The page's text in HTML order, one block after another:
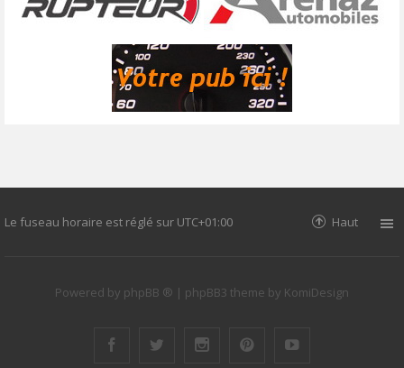
Le fuseau horaire est réglé sur UTC+01:00 Haut
Powered by phpBB ® | phpBB3 theme by KomiDesign